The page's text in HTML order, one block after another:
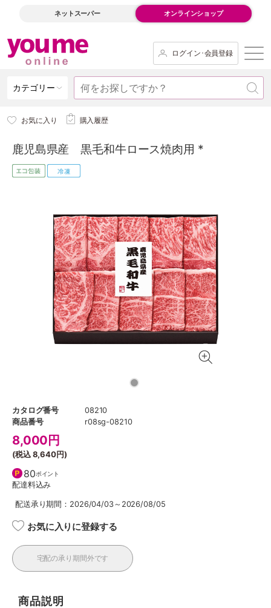
ネットスーパー オンラインショップ
ログイン･会員登録
カテゴリー
お気に入り 購入履歴
鹿児島県産 黒毛和牛ロース焼肉用 *
カタログ番号
08210
商品番号
r08sg-08210
8,000 円
(税込8,640円)
80ポイント
配達料込み
配送承り期間：2026/04/03～2026/08/05
お気に入りに登録する
宅配の承り期間外です
商品説明